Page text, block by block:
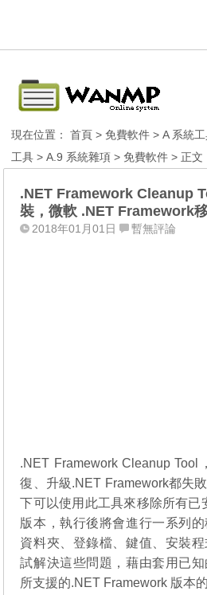
現在位置：首頁 >免費軟件 >A 系統
工具 >A.9 系統雜項 >免費軟件 > 正文
.NET Framework Cleanup
裝，微軟 .NET Framework
2018年01月01日 暫無評論
.NET Framework Cleanup
復、升級.NET Framework都失
下可以使用此工具來移除所有已
版本，執行後將會進行一系列的
資料夾、登錄檔、鍵值、安裝
試解決這些問題，藉由套用已
所支援的.NET Framework 版本